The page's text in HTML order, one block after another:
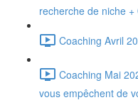
recherche de niche +
Coaching Avril
Coaching Mai
vous empêchent de